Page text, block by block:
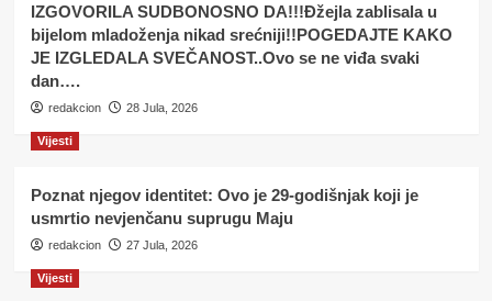
IZGOVORILA SUDBONOSNO DA!!!Đžejla zablisala u
bijelom mladoženja nikad srećniji!!POGEDAJTE KAKO
JE IZGLEDALA SVEČANOST..Ovo se ne viđa svaki
dan….
redakcion 28 Jula, 2026
Vijesti
Poznat njegov identitet: Ovo je 29-godišnjak koji je
usmrtio nevjenčanu suprugu Maju
redakcion 27 Jula, 2026
Vijesti